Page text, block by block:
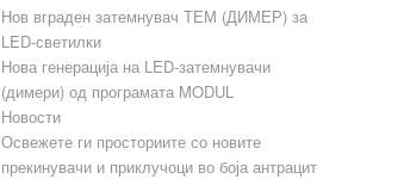
Нов вграден затемнувач ТЕМ (ДИМЕР) за
LED-светилки
Нова генерација на LED-затемнувачи
(димери) од програмата MODUL
Новости
Освежете ги просториите со новите
прекинувачи и приклучоци во боја антрацит